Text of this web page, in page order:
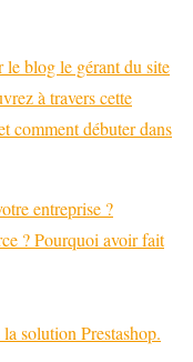
blog le gérant du site
à travers cette
comment débuter dans
entreprise ?
? Pourquoi avoir fait
solution Prestashop.